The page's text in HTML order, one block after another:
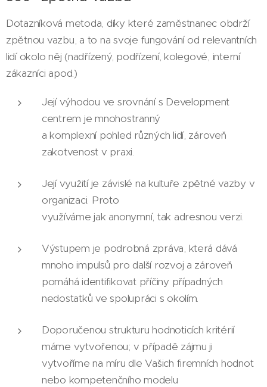
Dotazníková metoda, díky které zaměstnanec obdrží
zpětnou vazbu, a to na svoje fungování od relevantních
lidí okolo něj (nadřízený, podřízení, kolegové, interní
zákazníci apod.)
Její výhodou ve srovnání s Development
centrem je mnohostranný
a komplexní pohled různých lidí, zároveň
zakotvenost v praxi.
Její využití je závislé na kultuře zpětné vazby v
organizaci. Proto
využíváme jak anonymní, tak adresnou verzi.
Výstupem je podrobná zpráva, která dává
mnoho impulsů pro další rozvoj a zároveň
pomáhá identifikovat příčiny případných
nedostatků ve spolupráci s okolím.
Doporučenou strukturu hodnoticích kritérií
máme vytvořenou; v případě zájmu ji
vytvoříme na míru dle Vašich firemních hodnot
nebo kompetenčního modelu